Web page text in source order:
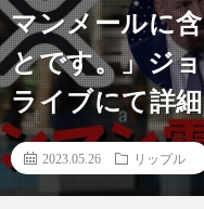
マンメールに
とです。」ジ
ライブにて詳
2023.05.26 リップル